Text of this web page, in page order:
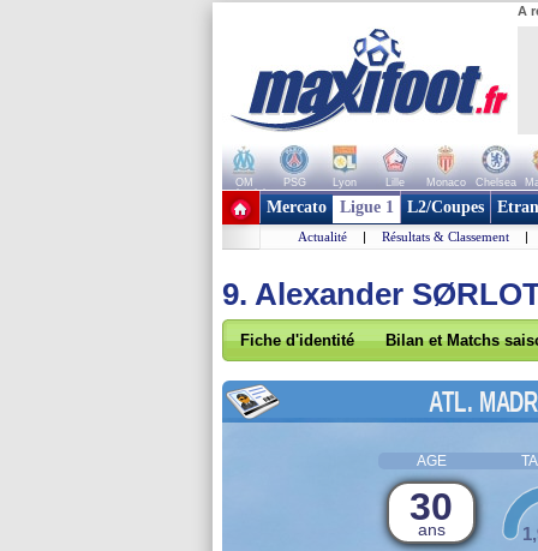
A
OM PSG Lyon Lille Monaco Chelsea
+ de clubs
Mercato Ligue 1 L2/Coupes
Actualité | Résultats & Classement |
9. Alexander
Fiche d'identité Bilan et Matchs
ATL.
AGE
30
ans